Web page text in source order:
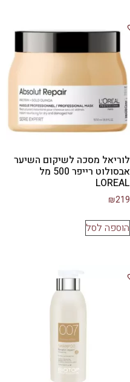
לוריאל מסכה לשיקום השיער
אבסולוט רייפר 500 מל
LOREAL
₪219
הוספה לסל